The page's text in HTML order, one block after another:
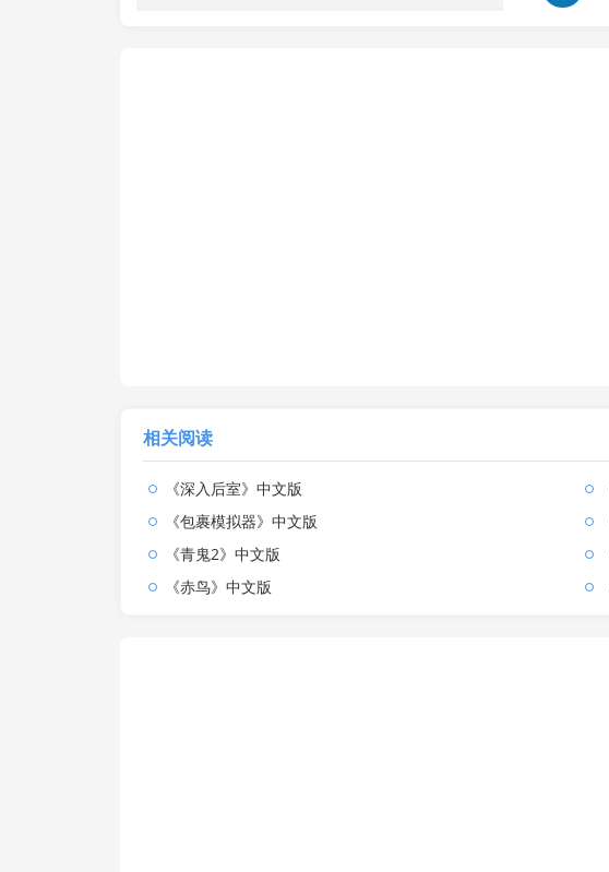
相关阅读
《深入后室》中文版
《包裹模拟器》中文版
《青鬼2》中文版
《赤鸟》中文版